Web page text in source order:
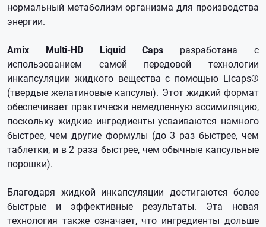
нормальный метаболизм организма для производства
энергии.
Amix Multi-HD Liquid Caps разработана с
использованием самой передовой технологии
инкапсуляции жидкого вещества с помощью Licaps®
(твердые желатиновые капсулы). Этот жидкий формат
обеспечивает практически немедленную ассимиляцию,
поскольку жидкие ингредиенты усваиваются намного
быстрее, чем другие формулы (до 3 раз быстрее, чем
таблетки, и в 2 раза быстрее, чем обычные капсульные
порошки).
Благодаря жидкой инкапсуляции достигаются более
быстрые и эффективные результаты. Эта новая
технология также означает, что ингредиенты дольше